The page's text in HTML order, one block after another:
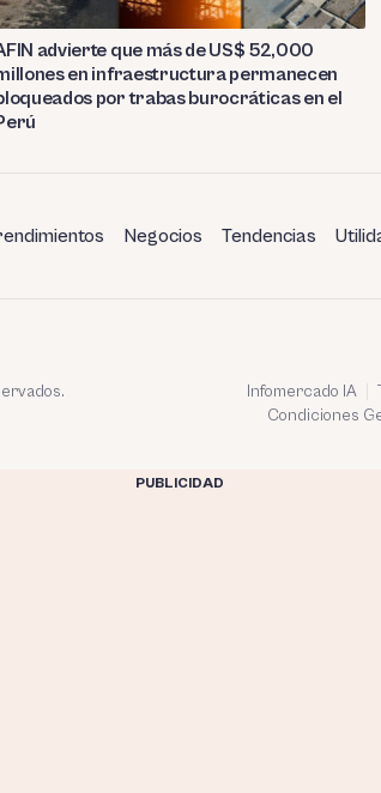
advierte que más de US$ 52,000
en infraestructura permanecen
por trabas burocráticas en el
Negocios Tendencias
Infomercado IA
Condiciones
PUBLICIDAD